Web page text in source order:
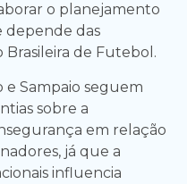
o planejamento
depende das
de Futebol.
e Sampaio seguem
sobre a
em relação
já que a
influencia